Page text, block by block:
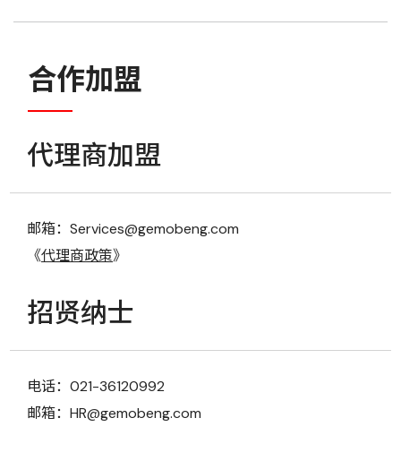
合作加盟
代理商加盟
邮箱：Services@gemobeng.com
《代理商政策》
招贤纳士
电话：021-36120992
邮箱：HR@gemobeng.com